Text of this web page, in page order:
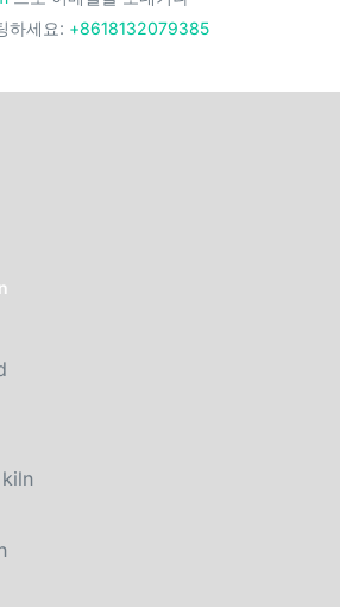
하세요: +8618132079385